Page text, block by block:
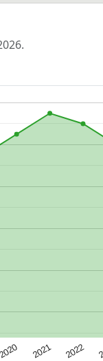
2020 2021 2022